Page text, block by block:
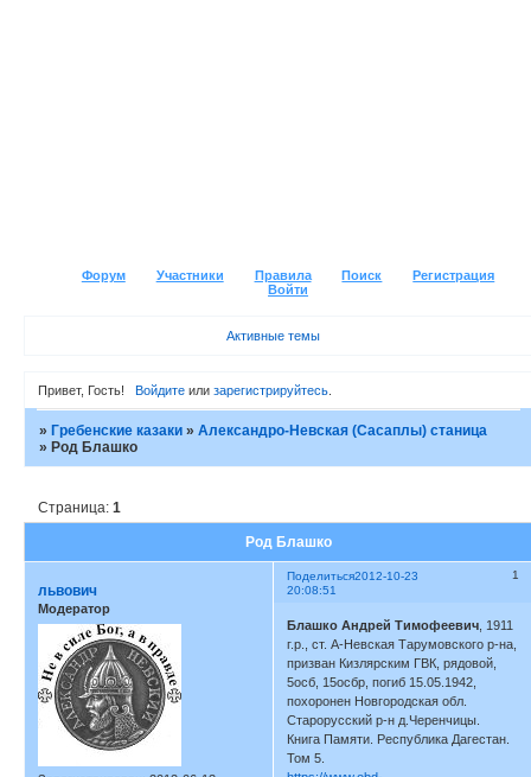
Форум Участники Правила Поиск
Регистрация
Войти
Активные темы
Привет, Гость! Войдитеили зарегистрируйтесь.
»Гребенские казаки »Александро-Невская (Сасаплы) станица
»Род Блашко
Род Блашко
Страница:1
Поделиться 1
2012-10-23
20:08:51
львович
Модератор
Блашко Андрей Тимофеевич , 1911
г.р., ст. А-Невская Тарумовского р-на,
призван Кизлярским ГВК, рядовой,
5осб, 15осбр, погиб 15.05.1942,
похоронен Новгородская обл.
Старорусский р-н д.Черенчицы.
Книга Памяти. Республика Дагестан.
Том 5.